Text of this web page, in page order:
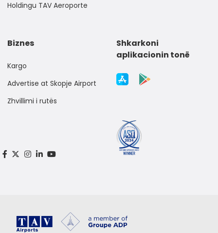
Holdingu TAV Aeroporte
Biznes
Kargo
Advertise at Skopje Airport
Zhvillimi i rutës
Shkarkoni
aplikacionin tonë